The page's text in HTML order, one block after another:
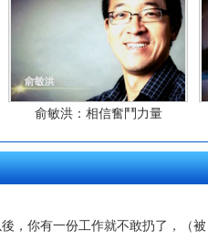
俞敏洪：相信奮鬥力量
，你有一份工作就不敢扔了，（